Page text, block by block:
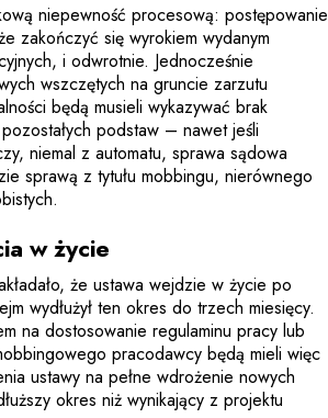
niepewność procesową: postępowanie
zakończyć się wyrokiem wydanym
i odwrotnie. Jednocześnie
wszczętych na gruncie zarzutu
będą musieli wykazywać brak
podstaw – nawet jeśli
niemal z automatu, sprawa sądowa
sprawą z tytułu mobbingu, nierównego
w życie
że ustawa wejdzie w życie po
wydłużył ten okres do trzech miesięcy.
na dostosowanie regulaminu pracy lub
pracodawcy będą mieli więc
ustawy na pełne wdrożenie nowych
okres niż wynikający z projektu